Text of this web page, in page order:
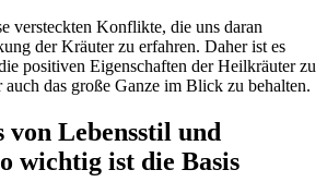
versteckten ‌Konflikte, die uns daran
der Kräuter zu ​erfahren. Daher ist es
positiven​ Eigenschaften der⁤ Heilkräuter zu
auch ⁢das große Ganze ​im Blick zu behalten.
von‍ Lebensstil‌ und
wichtig ist⁣ die Basis